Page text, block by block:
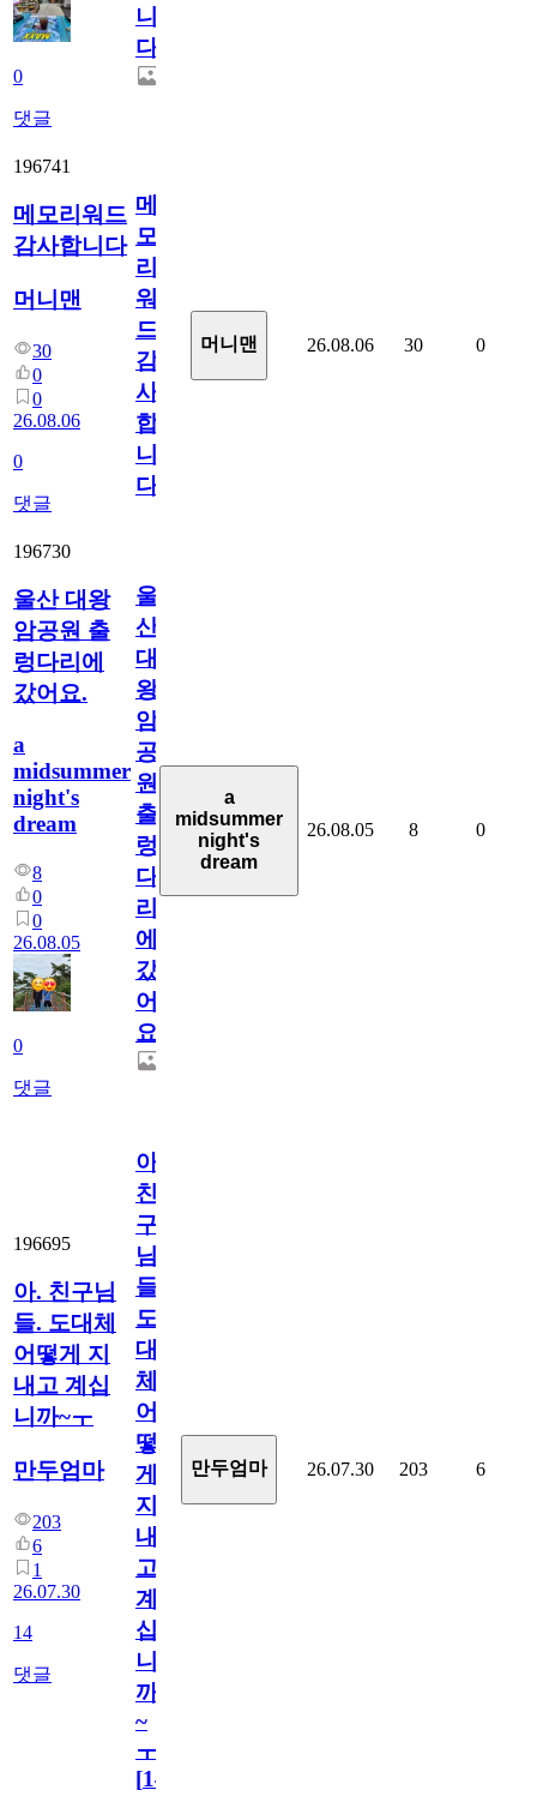
0
댓글
니
다.
196741
메모리워드
감사합니다
머니맨
30
0
0
26.08.06
0
댓글
메
모
리
워
드
감
사
합
니
다
머니맨 26.08.06 30 0
196730
울산 대왕
암공원 출
렁다리에
갔어요.
a
midsummer
night's
dream
8
0
0
26.08.05
0
댓글
울
산
대
왕
암
공
원
출
렁
다
리
에
갔
어
요.
a
midsummer
night's
dream
26.08.05 8 0
196695
아. 친구님
들. 도대체
어떻게 지
내고 계십
니까~ㅜ
만두엄마
203
6
1
26.07.30
14
댓글
아.
친
구
님
들.
도
대
체
어
떻
게
지
내
고
계
십
니
까
~
ㅜ
[14
만두엄마 26.07.30 203 6